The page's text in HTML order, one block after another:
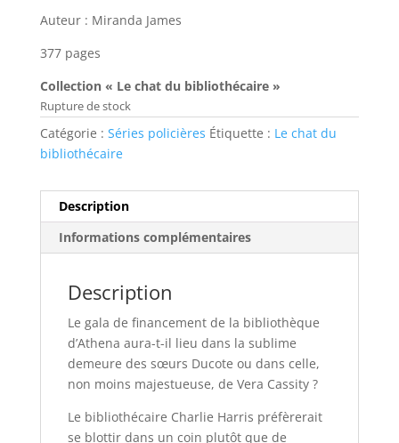
Auteur : Miranda James
377 pages
Collection « Le chat du bibliothécaire »
Rupture de stock
Catégorie : Séries policières Étiquette : Le chat du
bibliothécaire
Description
Informations complémentaires
Description
Le gala de financement de la bibliothèque
d’Athena aura-t-il lieu dans la sublime
demeure des sœurs Ducote ou dans celle,
non moins majestueuse, de Vera Cassity ?
Le bibliothécaire Charlie Harris préfèrerait
se blottir dans un coin plutôt que de